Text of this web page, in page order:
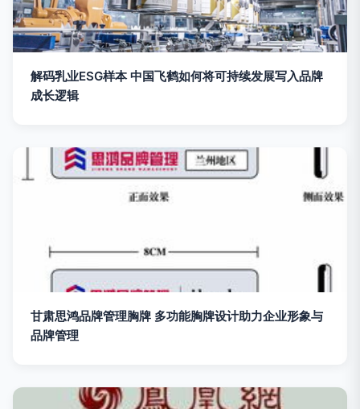
解码乳业ESG样本 中国飞鹤如何将可持续发展写入品牌
成长逻辑
甘肃思鸿品牌管理胸牌 多功能胸牌设计助力企业形象与
品牌管理